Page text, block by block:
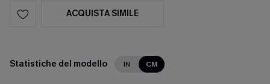
ACQUISTA SIMILE
Statistiche del modello IN CM